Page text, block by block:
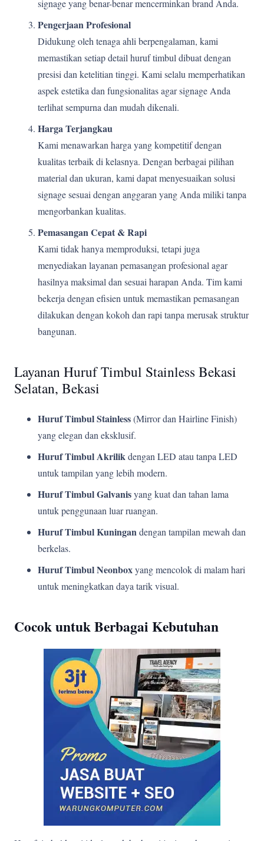
signage yang benar-benar mencerminkan brand Anda.
Pengerjaan Profesional
Didukung oleh tenaga ahli berpengalaman, kami
memastikan setiap detail huruf timbul dibuat dengan
presisi dan ketelitian tinggi. Kami selalu memperhatikan
aspek estetika dan fungsionalitas agar signage Anda
terlihat sempurna dan mudah dikenali.
Harga Terjangkau
Kami menawarkan harga yang kompetitif dengan
kualitas terbaik di kelasnya. Dengan berbagai pilihan
material dan ukuran, kami dapat menyesuaikan solusi
signage sesuai dengan anggaran yang Anda miliki tanpa
mengorbankan kualitas.
Pemasangan Cepat & Rapi
Kami tidak hanya memproduksi, tetapi juga
menyediakan layanan pemasangan profesional agar
hasilnya maksimal dan sesuai harapan Anda. Tim kami
bekerja dengan efisien untuk memastikan pemasangan
dilakukan dengan kokoh dan rapi tanpa merusak struktur
bangunan.
Layanan Huruf Timbul Stainless Bekasi
Selatan, Bekasi
Huruf Timbul Stainless(Mirror dan Hairline Finish)
yang elegan dan eksklusif.
Huruf Timbul Akrilikdengan LED atau tanpa LED
untuk tampilan yang lebih modern.
Huruf Timbul Galvanisyang kuat dan tahan lama
untuk penggunaan luar ruangan.
Huruf Timbul Kuningandengan tampilan mewah dan
berkelas.
Huruf Timbul Neonboxyang mencolok di malam hari
untuk meningkatkan daya tarik visual.
Cocok untuk Berbagai Kebutuhan